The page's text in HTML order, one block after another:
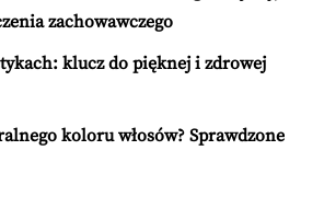
zachowawczego
klucz do pięknej i zdrowej
koloru włosów? Sprawdzone